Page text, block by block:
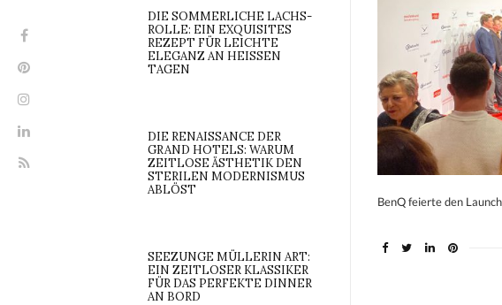
BenQ feierte den
DIE SOMMERLICHE LACHS-
ROLLE: EIN EXQUISITES
REZEPT FÜR LEICHTE
ELEGANZ AN HEISSEN T
AGEN
DIE RENAISSANCE DER
GRAND HOTELS: WARUM
ZEITLOSE ÄSTHETIK DEN
STERILEN MODERNISMUS
ABLÖST
SEEZUNGE MÜLLERIN ART:
EIN ZEITLOSER KLASSIKER
FÜR DAS PERFEKTE DINNER
AN BORD